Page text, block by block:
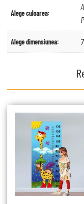
Alege culoarea:
Alege dimensiunea: